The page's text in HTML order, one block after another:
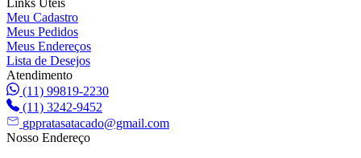
Meu Cadastro
Meus Pedidos
Meus Endereços
Lista de Desejos
Atendimento
(11) 99819-2230
(11) 3242-9452
gppratasatacado@gmail.com
Nosso Endereço